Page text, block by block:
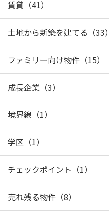
賃貸（41）
土地から新築を建てる（33）
ファミリー向け物件（15）
成長企業（3）
境界線（1）
学区（1）
チェックポイント（1）
売れ残る物件（8）